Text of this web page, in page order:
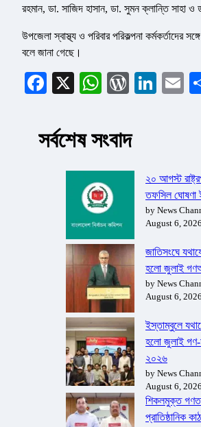
রহমান, ডা. সাজিদ হাসান, ডা. সুমন ক্লান্তি সাহা ও
উপজেলা স্বাস্থ্য ও পরিবার পরিকল্পনা কর্মকর্তাদের
বলে জানা গেছে।
Facebook
X WhatsApp
সর্বশেষ সংবাদ
২০ আগস্ট
তফসিল ঘোষণা
by News
August 6, 2026
জাতিসংঘে
হলো জুলাই
by News
August 6, 2026
ইস্তাম্বুলে
হলো জুলাই
২০২৬
by News
August 6, 2026
শিকলমুক্ত
প্রাতিষ্ঠানিক